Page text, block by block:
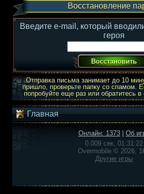
Восстановление
Введите e-mail, который
героя
Отправка письма занимает до 10
пришло, проверьте папку со спамом.
попробуйте еще раз или обратитесь
Главная
Онлайн: 1373
Об
0.009 сек, 01:31:22
Overmobile © 2026,
Другие игры